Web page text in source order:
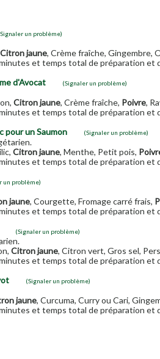
un problème)
Citron jaune, Crème fraîche, Gingembre,
et temps total de préparation et
d'Avocat
(Signaler un problème)
Citron jaune, Crème fraîche, Poivre,
et temps total de préparation et
pour un Saumon
(Signaler un problème)
Citron jaune, Menthe, Petit pois,
et temps total de préparation et
un problème)
jaune, Courgette, Fromage carré frais,
et temps total de préparation et
(Signaler un problème)
Citron jaune, Citron vert, Gros sel,
et temps total de préparation et
(Signaler un problème)
jaune, Curcuma, Curry ou Cari,
et temps total de préparation et